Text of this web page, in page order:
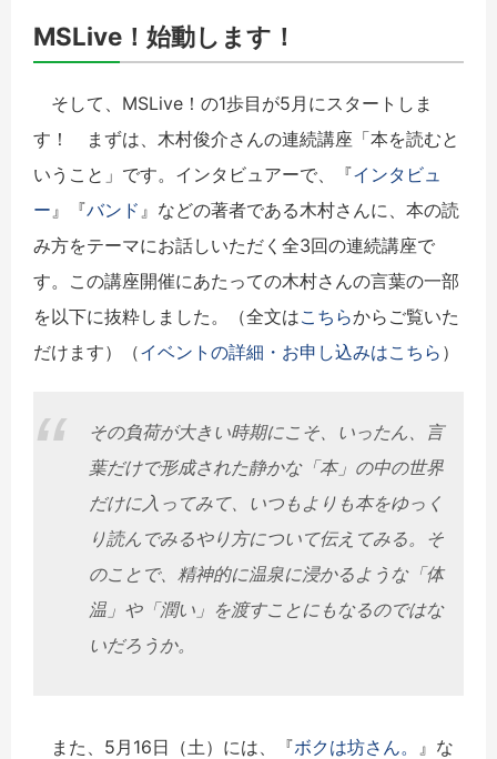
MSLive！始動します！
そして、MSLive！の1歩目が5月にスタートしま
す！ まずは、木村俊介さんの連続講座「本を読むと
いうこと」です。インタビュアーで、『インタビュ
ー 』『バンド 』などの著者である木村さんに、本の読
み方をテーマにお話しいただく全3回の連続講座で
す。この講座開催にあたっての木村さんの言葉の一部
を以下に抜粋しました。（全文はこちらからご覧いた
だけます）（イベントの詳細・お申し込みはこちら ）
その負荷が大きい時期にこそ、いったん、言
葉だけで形成された静かな「本」の中の世界
だけに入ってみて、いつもよりも本をゆっく
り読んでみるやり方について伝えてみる。そ
のことで、精神的に温泉に浸かるような「体
温」や「潤い」を渡すことにもなるのではな
いだろうか。
また、5月16日（土）には、『ボクは坊さん。
』な